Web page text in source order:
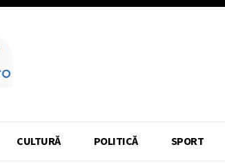
CULTURĂ POLITICĂ SPORT